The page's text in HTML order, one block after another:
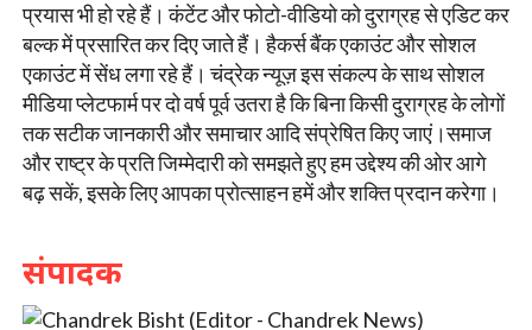
प्रयास भी हो रहे हैं। कंटेंट और फोटो-वीडियो को दुराग्रह से एडिट कर
बल्क में प्रसारित कर दिए जाते हैं। हैकर्स बैंक एकाउंट और सोशल
एकाउंट में सेंध लगा रहे हैं। चंद्रेक न्यूज़ इस संकल्प के साथ सोशल
मीडिया प्लेटफार्म पर दो वर्ष पूर्व उतरा है कि बिना किसी दुराग्रह के लोगों
तक सटीक जानकारी और समाचार आदि संप्रेषित किए जाएं।समाज
और राष्ट्र के प्रति जिम्मेदारी को समझते हुए हम उद्देश्य की ओर आगे
बढ़ सकें, इसके लिए आपका प्रोत्साहन हमें और शक्ति प्रदान करेगा।
संपादक